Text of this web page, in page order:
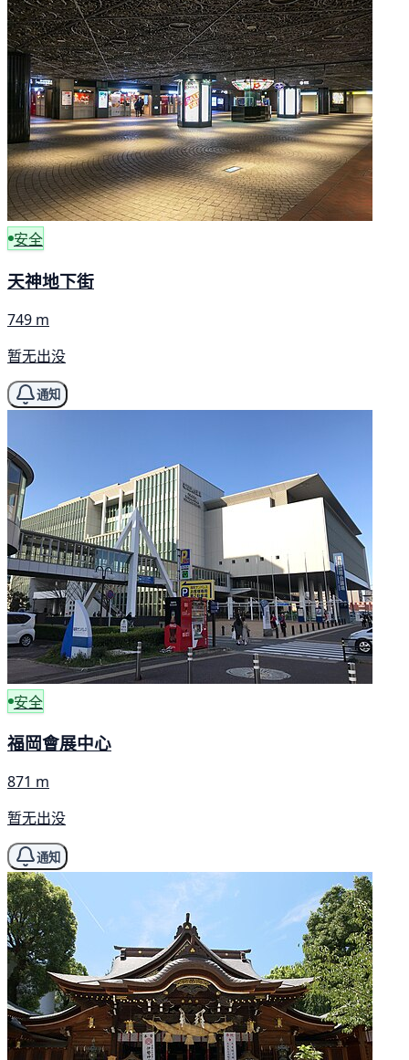
安全
天神地下街
749 m
暂无出没
通知
安全
福岡會展中心
871 m
暂无出没
通知